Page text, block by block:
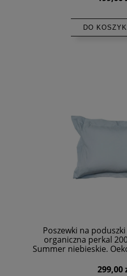
DO
Poszewki na poduszki
organiczna perkal
Summer niebieskie,
299,00